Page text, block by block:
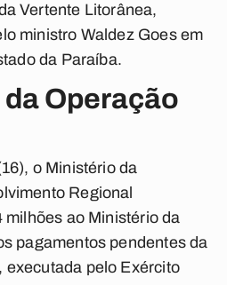
Vertente Litorânea,
ministro Waldez Goes em
da Paraíba.
Operação
o Ministério da
Regional
milhões ao Ministério da
pagamentos pendentes da
executada pelo Exército